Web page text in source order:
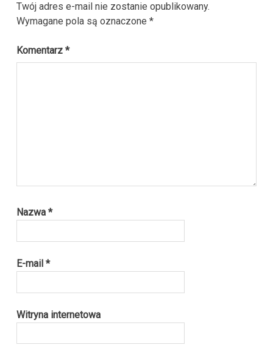
Twój adres e-mail nie zostanie opublikowany.
Wymagane pola są oznaczone*
Komentarz*
Nazwa*
E-mail*
Witryna internetowa